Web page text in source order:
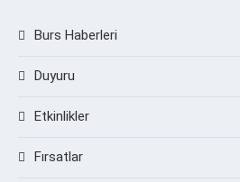
Burs Haberleri
Duyuru
Etkinlikler
Fırsatlar